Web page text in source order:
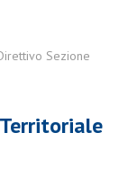
Sezione